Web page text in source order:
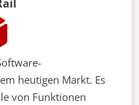
heutigen Markt. Es
von Funktionen